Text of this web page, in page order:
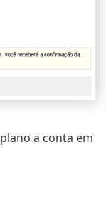
a conta em